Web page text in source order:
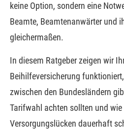
keine Option, sondern eine
Beamte, Beamtenanwärter und
gleichermaßen.
In diesem Ratgeber zeigen wir
Beihilfeversicherung
zwischen den Bundesländern
Tarifwahl achten sollten und wie
Versorgungslücken dauerhaft